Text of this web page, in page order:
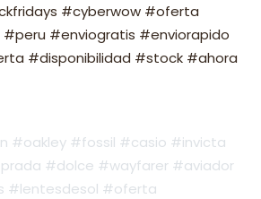
#cyberwow #oferta
#enviogratis #enviorapido
#disponibilidad #stock #ahora
#oakley #fossil #casio #invicta
#dolce #wayfarer #aviador
#lentesdesol #oferta